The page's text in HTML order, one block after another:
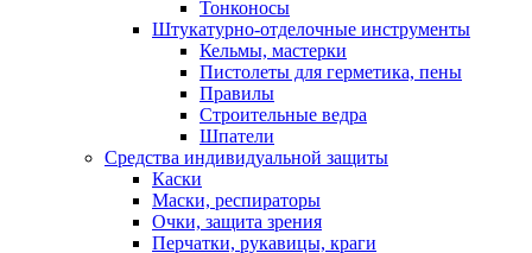
Тонконосы
Штукатурно-отделочные инструменты
Кельмы, мастерки
Пистолеты для герметика, пены
Правилы
Строительные ведра
Шпатели
Средства индивидуальной защиты
Каски
Маски, респираторы
Очки, защита зрения
Перчатки, рукавицы, краги